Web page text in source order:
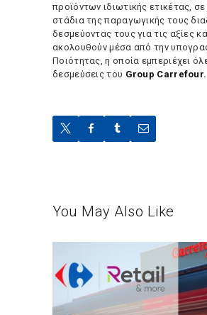
προϊόντων ιδιωτικής ετικέτας,
στάδια της παραγωγικής τους
δεσμεύοντας τους για τις αξίες
ακολουθούν μέσα από την
Ποιότητας, η οποία εμπεριέχει
δεσμεύσεις του Group Carrefour.
You May Also Like